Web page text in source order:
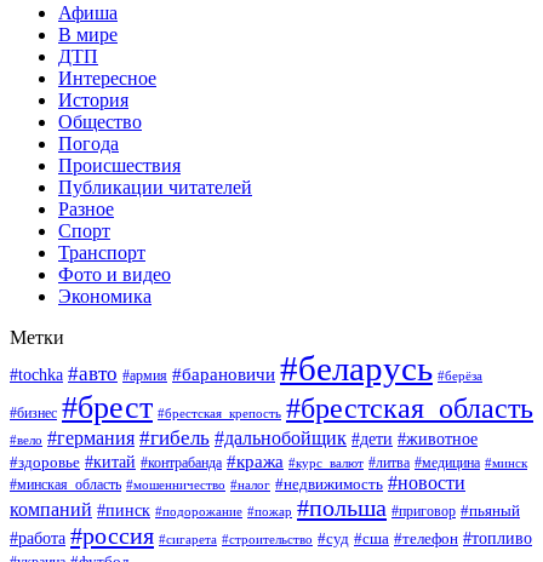
Афиша
В мире
ДТП
Интересное
История
Общество
Погода
Происшествия
Публикации читателей
Разное
Спорт
Транспорт
Фото и видео
Экономика
Метки
#tochka #авто #армия #барановичи #беларусь #берёза
#бизнес #брест #брестская_крепость #брестская_область
#вело #германия #гибель #дальнобойщик #дети #животное
#здоровье #китай #контрабанда #кража #курс_валют #литва #медицина #минск
#минская_область #мошенничество #налог #недвижимость #новости
компаний #пинск #подорожание #пожар #польша #приговор #пьяный
#работа #россия #сигарета #строительство #суд #сша #телефон #топливо